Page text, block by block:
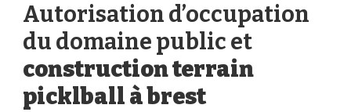
Autorisation d’occupation
du domaine public et
construction terrain
picklball à brest